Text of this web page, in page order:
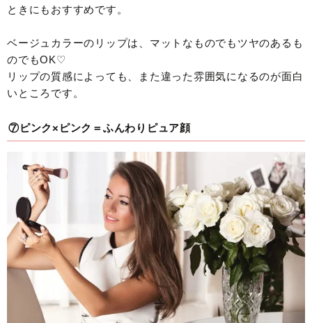
ときにもおすすめです。
ベージュカラーのリップは、マットなものでもツヤのあるも
のでもOK♡
リップの質感によっても、また違った雰囲気になるのが面白
いところです。
⑦ピンク×ピンク＝ふんわりピュア顔